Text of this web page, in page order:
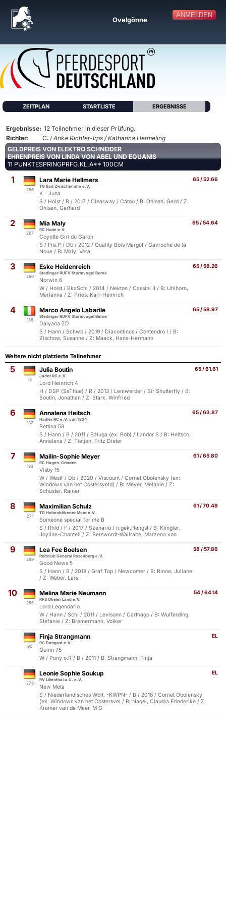
ANMELDEN
Ovelgönne
ZEITPLAN STARTLISTE ERGEBNISSE
Ergebnisse: 12 Teilnehmer in dieser Prüfung.
Richter:
C: / Anke Richter-Irps / Katharina Hermeling
GELDPREIS VON ELEKTRO SCHNEIDER
EHRENPREIS VON LINDA VON ABEL UND EQUANIS
11 PUNKTESPRINGPRFG.KL.A** 100CM
1
256
65 / 52.66
Lara Marie Hellmers
TG Bad Zwischenahn e.V.
K - Juna
S / Holst / B / 2017 / Clearway / Catoo / B: Ohlsen, Gerd / Z:
Ohlsen, Gerhard
2
267
65 / 54.64
Mia Maly
RC Hude e.V.
Coyotte Girl du Garon
S / Fra.P / Db / 2012 / Quality Bois Margot / Gavroche de la
Noue / B: Maly, Vera
3
250
65 / 58.26
Eske Heidenreich
Stedinger RUFV Sturmvogel Berne
Norwin 6
W / Holst / BkaSchi / 2014 / Nekton / Cassini II / B: Uhlhorn,
Marianna / Z: Pries, Karl-Heinrich
4
136
65 / 58.97
Marco Angelo Labarile
Stedinger RUFV Sturmvogel Berne
Dalyana ZD
S / Hann / Schwb / 2019 / Diacontinus / Contendro I / B:
Zischow, Susanne / Z: Maack, Hans-Hermann
Weitere nicht platzierte Teilnehmer
5
13
65 / 61.61
Julia Boutin
Jader RC e.V.
Lord Heinrich 4
H / DSP (SaThue) / R / 2013 / Lemwerder / Sir Shutterfly / B:
Boutin, Jonathan / Z: Stark, Winfried
6
137
65 / 63.87
Annalena Heitsch
Hadler RC e.V. von 1834
Bettina 58
S / Hann / B / 2011 / Baluga (ex: Bob) / Landor S / B: Heitsch,
Annalena / Z: Tietjen, Fritz Dieter
7
193
61 / 65.80
Mailin-Sophie Meyer
RC Hagen-Grinden
Visby 15
W / Westf / Db / 2020 / Viscount / Cornet Obolensky (ex:
Windows van het Costersveld) / B: Meyer, Melanie / Z:
Schuster, Rainer
8
271
61 / 70.49
Maximilian Schulz
TG Hohenbökener Moor e.V.
Someone special for me B
S / Rhld / F / 2017 / Szenario / n.gek.Hengst / B: Klingler,
Joyline-Chantell / Z: Berswordt-Wallrabe, Marzena von
9
259
58 / 57.86
Lea Fee Boelsen
Reitclub General Rosenberg e.V.
Good News 5
S / Hann / B / 2018 / Graf Top / Newcomer / B: Rinne, Juliane
/ Z: Weber, Lars
10
255
54 / 64.14
Melina Marie Neumann
RFS Okeler Land e.V.
Lord Legendario
W / Hann / Schi / 2011 / Levisonn / Carthago / B: Wulferding,
Stefanie / Z: Bremermann, Volker
90
EL
Finja Strangmann
RG Dangast e.V.
Quinn 75
W / Pony o.R / B / 2011 / B: Strangmann, Finja
278
EL
Leonie Sophie Soukup
RV Lilienthal u.U. e.V.
New Meta
S / Niederländisches Wblt. -KWPN- / B / 2018 / Cornet Obolensky
(ex: Windows van het Costersvel / B: Nagel, Claudia Friederike / Z:
Kramer van de Meer, M G